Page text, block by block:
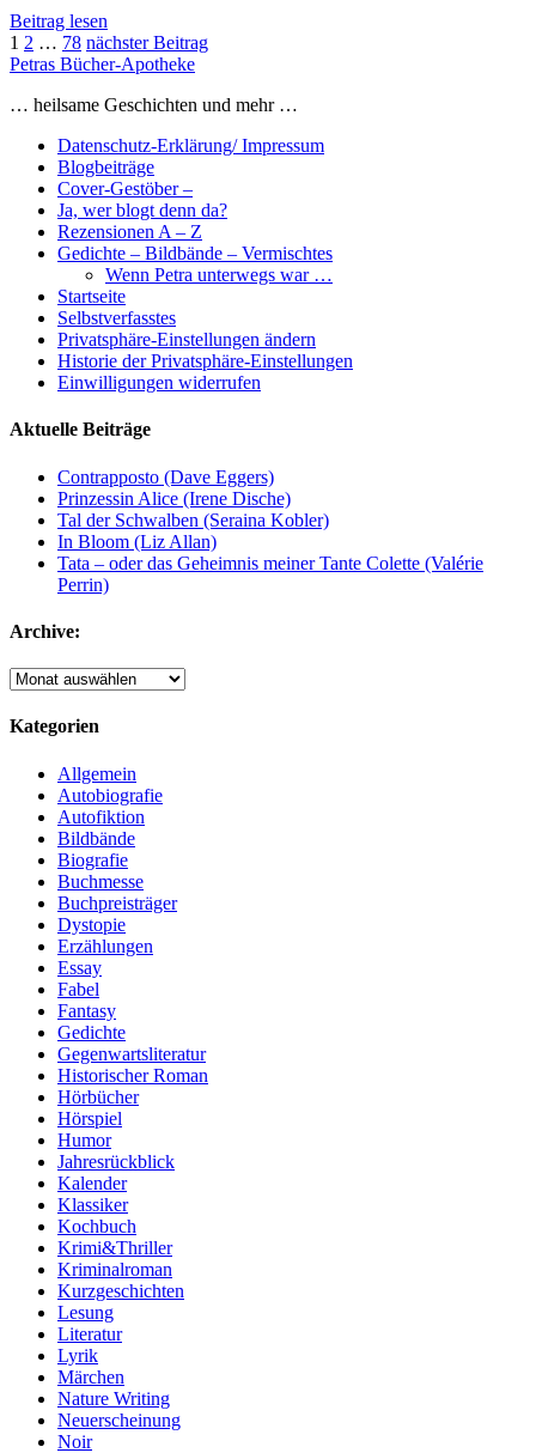
Beitrag lesen
(Siri
Ranva
Jacobsen)
Seitennummerierung
der
Beiträge
1 2 … 78 nächster Beitrag
Petras Bücher-Apotheke
… heilsame Geschichten und mehr …
Datenschutz-Erklärung/ Impressum
Blogbeiträge
Cover-Gestöber –
Ja, wer blogt denn da?
Rezensionen A – Z
Gedichte – Bildbände – Vermischtes
Wenn Petra unterwegs war …
Startseite
Selbstverfasstes
Privatsphäre-Einstellungen ändern
Historie der Privatsphäre-Einstellungen
Einwilligungen widerrufen
Aktuelle Beiträge
Contrapposto (Dave Eggers)
Prinzessin Alice (Irene Dische)
Tal der Schwalben (Seraina Kobler)
In Bloom (Liz Allan)
Tata – oder das Geheimnis meiner Tante Colette (Valérie
Perrin)
Archive:
Archive:
Kategorien
Allgemein
Autobiografie
Autofiktion
Bildbände
Biografie
Buchmesse
Buchpreisträger
Dystopie
Erzählungen
Essay
Fabel
Fantasy
Gedichte
Gegenwartsliteratur
Historischer Roman
Hörbücher
Hörspiel
Humor
Jahresrückblick
Kalender
Klassiker
Kochbuch
Krimi&Thriller
Kriminalroman
Kurzgeschichten
Lesung
Literatur
Lyrik
Märchen
Nature Writing
Neuerscheinung
Noir